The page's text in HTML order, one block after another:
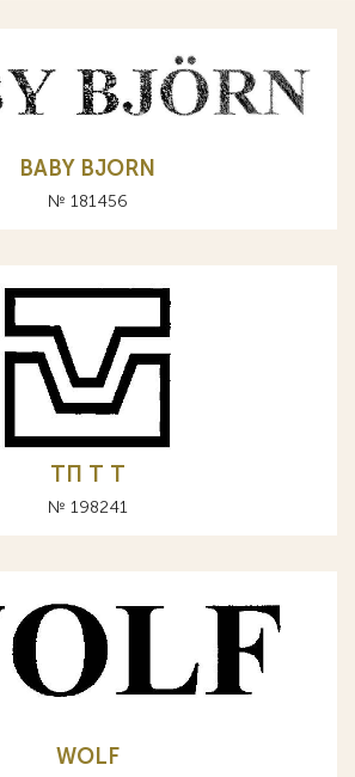
BABY BJORN
№ 181456
ТП Т T
№ 198241
WOLF